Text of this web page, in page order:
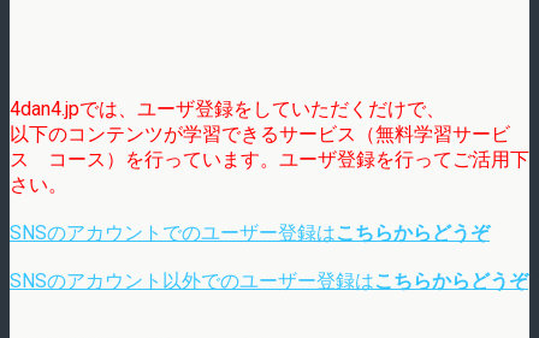
4dan4.jpでは、ユーザ登録をしていただくだけで、
以下のコンテンツが学習できるサービス（無料学習サービ
ス コース）を行っています。ユーザ登録を行ってご活用下
さい。
SNSのアカウントでのユーザー登録はこちらからどうぞ
SNSのアカウント以外でのユーザー登録はこちらからどうぞ